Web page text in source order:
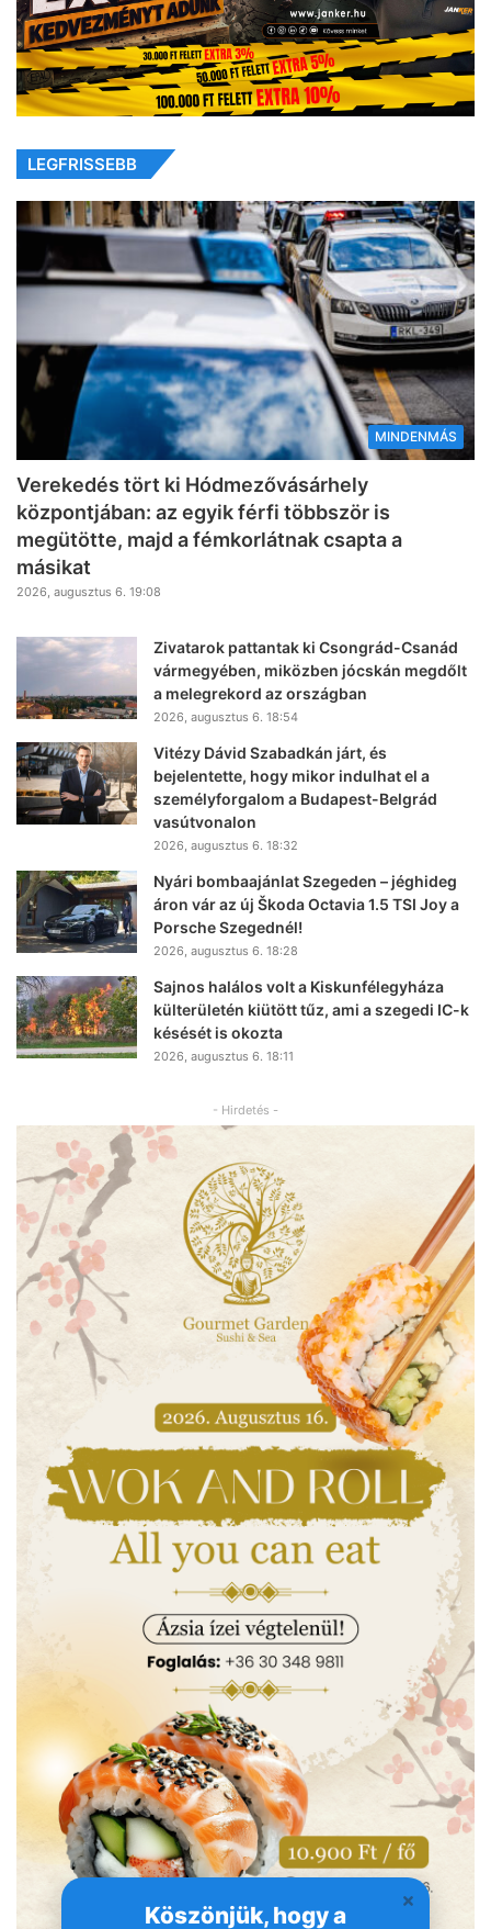
Köszönjük, hogy a
LEGFRISSEBB
MINDENMÁS
Verekedés tört ki Hódmezővásárhely
központjában: az egyik férfi többször is
megütötte, majd a fémkorlátnak csapta a
másikat
2026, augusztus 6. 19:08
Zivatarok pattantak ki Csongrád-Csanád
vármegyében, miközben jócskán megdőlt
a melegrekord az országban
2026, augusztus 6. 18:54
Vitézy Dávid Szabadkán járt, és
bejelentette, hogy mikor indulhat el a
személyforgalom a Budapest-Belgrád
vasútvonalon
2026, augusztus 6. 18:32
Nyári bombaajánlat Szegeden – jéghideg
áron vár az új Škoda Octavia 1.5 TSI Joy a
Porsche Szegednél!
2026, augusztus 6. 18:28
Sajnos halálos volt a Kiskunfélegyháza
külterületén kiütött tűz, ami a szegedi IC-k
késését is okozta
2026, augusztus 6. 18:11
- Hirdetés -